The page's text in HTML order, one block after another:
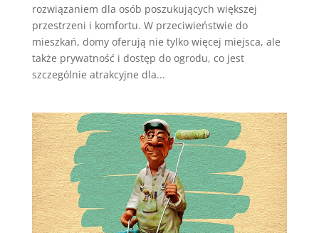
rozwiązaniem dla osób poszukujących większej
przestrzeni i komfortu. W przeciwieństwie do
mieszkań, domy oferują nie tylko więcej miejsca, ale
także prywatność i dostęp do ogrodu, co jest
szczególnie atrakcyjne dla...